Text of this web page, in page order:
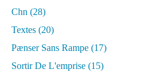
Chn (28)
Textes (20)
Pænser Sans Rampe (17)
Sortir De L'emprise (15)